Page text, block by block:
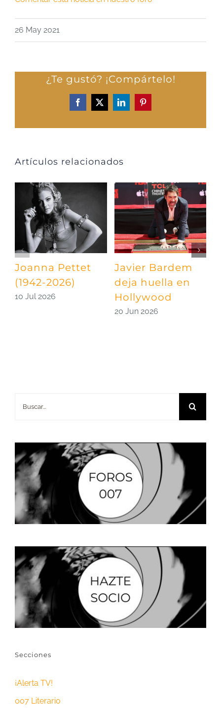
26 May 2021
¿Te gustó? ¡Compártelo!
Facebook
X LinkedInPinterest
Artículos relacionados
Joanna Pettet
(1942-2026)
10 Jul 2026
Javier Bardem
deja huella en
Hollywood
20 Jun 2026
Secciones
¡Alerta TV!
007 Literario